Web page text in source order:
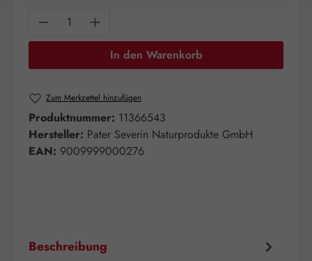
Produkt Anzahl: Gib den gewünschten
In den Warenkorb
Zum Merkzettel hinzufügen
Produktnummer: 11366543
Hersteller: Pater Severin Naturprodukte GmbH
EAN: 9009999000276
Beschreibung